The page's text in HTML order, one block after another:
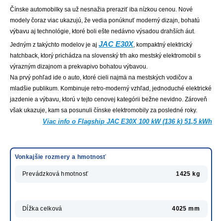
Čínske automobilky sa už nesnažia preraziť iba nízkou cenou. Nové
modely čoraz viac ukazujú, že vedia ponúknuť moderný dizajn, bohatú
výbavu aj technológie, ktoré boli ešte nedávno výsadou drahších áut.
Jedným z takýchto modelov je aj JAC E30X, kompaktný elektrický
hatchback, ktorý prichádza na slovenský trh ako mestský elektromobil s
výrazným dizajnom a prekvapivo bohatou výbavou.
Na prvý pohľad ide o auto, ktoré cieli najmä na mestských vodičov a
mladšie publikum. Kombinuje retro-moderný vzhľad, jednoduché elektrické
jazdenie a výbavu, ktorú v tejto cenovej kategórii bežne nevidno. Zároveň
však ukazuje, kam sa posunuli čínske elektromobily za posledné roky.
Viac info o Flagship JAC E30X 100 kW (136 k) 51,5 kWh
Vonkajšie rozmery a hmotnosť
Prevádzková hmotnosť 1425 kg
Dĺžka celková 4025 mm